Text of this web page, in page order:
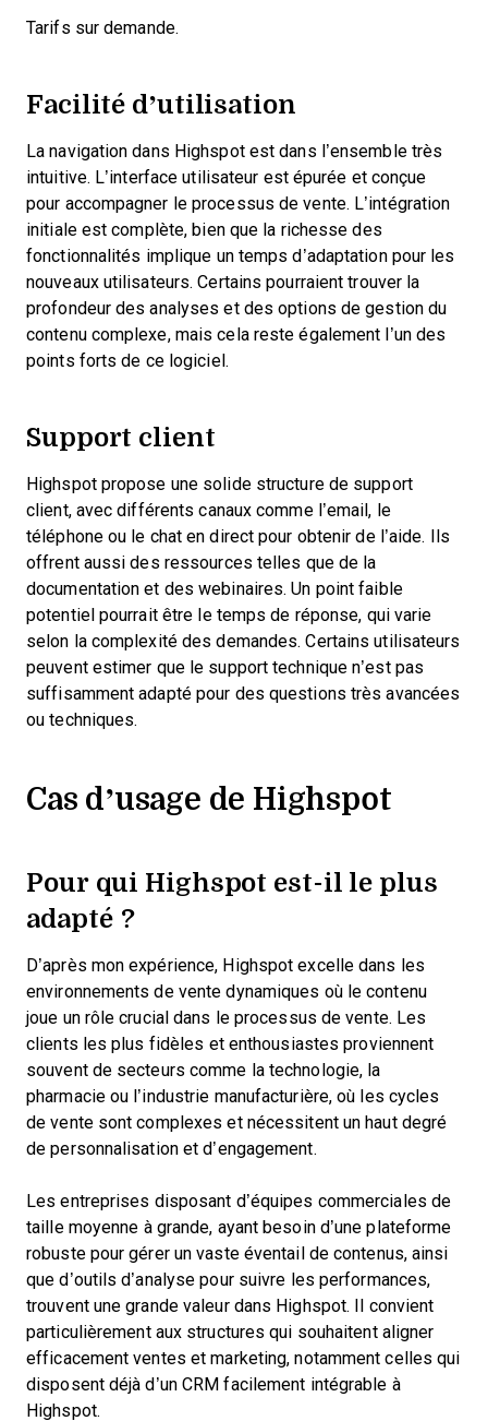
Tarifs sur demande.
Facilité d’utilisation
La navigation dans Highspot est dans l’ensemble très
intuitive. L’interface utilisateur est épurée et conçue
pour accompagner le processus de vente. L’intégration
initiale est complète, bien que la richesse des
fonctionnalités implique un temps d’adaptation pour les
nouveaux utilisateurs. Certains pourraient trouver la
profondeur des analyses et des options de gestion du
contenu complexe, mais cela reste également l’un des
points forts de ce logiciel.
Support client
Highspot propose une solide structure de support
client, avec différents canaux comme l’email, le
téléphone ou le chat en direct pour obtenir de l’aide. Ils
offrent aussi des ressources telles que de la
documentation et des webinaires. Un point faible
potentiel pourrait être le temps de réponse, qui varie
selon la complexité des demandes. Certains utilisateurs
peuvent estimer que le support technique n’est pas
suffisamment adapté pour des questions très avancées
ou techniques.
Cas d’usage de Highspot
Pour qui Highspot est-il le plus
adapté ?
D’après mon expérience, Highspot excelle dans les
environnements de vente dynamiques où le contenu
joue un rôle crucial dans le processus de vente. Les
clients les plus fidèles et enthousiastes proviennent
souvent de secteurs comme la technologie, la
pharmacie ou l’industrie manufacturière, où les cycles
de vente sont complexes et nécessitent un haut degré
de personnalisation et d’engagement.
Les entreprises disposant d’équipes commerciales de
taille moyenne à grande, ayant besoin d’une plateforme
robuste pour gérer un vaste éventail de contenus, ainsi
que d’outils d’analyse pour suivre les performances,
trouvent une grande valeur dans Highspot. Il convient
particulièrement aux structures qui souhaitent aligner
efficacement ventes et marketing, notamment celles qui
disposent déjà d’un CRM facilement intégrable à
Highspot.